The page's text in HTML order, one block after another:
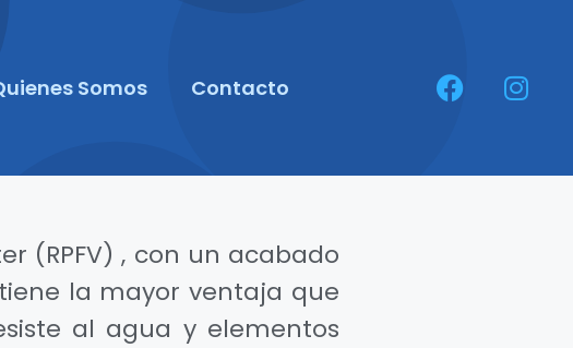
Somos Contacto
(RPFV) , con un acabado
la mayor ventaja que
al agua y elementos